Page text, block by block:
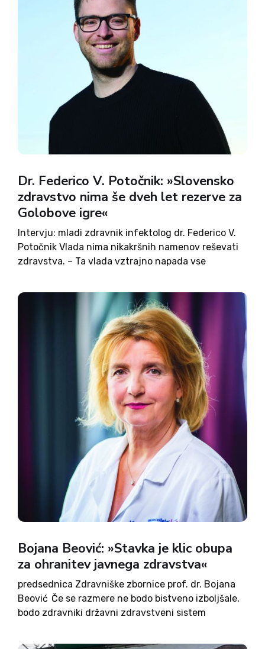
Dr. Federico V. Potočnik: »Slovensko
zdravstvo nima še dveh let rezerve za
Golobove igre«
Intervju: mladi zdravnik infektolog dr. Federico V.
Potočnik Vlada nima nikakršnih namenov reševati
zdravstva. – Ta vlada vztrajno napada vse
zavarovalnice, zasebne šole, zasebne vrtce,
zasebne zdravnike, podjetnike pa sploh. –
Bojana Beović: »Stavka je klic obupa
za ohranitev javnega zdravstva«
predsednica Zdravniške zbornice prof. dr. Bojana
Beović Če se razmere ne bodo bistveno izboljšale,
bodo zdravniki državni zdravstveni sistem
praks je v Sloveniji doseglo bistveno preveč